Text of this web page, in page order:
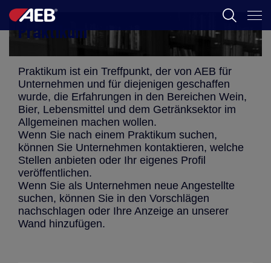
ÖNOLOGIE
BIER
FOOD
SPIRITS
AEB ACADEMY
Praktikum
Praktikum ist ein Treffpunkt, der von AEB für
Unternehmen und für diejenigen geschaffen
wurde, die Erfahrungen in den Bereichen Wein,
Bier, Lebensmittel und dem Getränksektor im
Allgemeinen machen wollen.
Wenn Sie nach einem Praktikum suchen,
können Sie Unternehmen kontaktieren, welche
Stellen anbieten oder Ihr eigenes Profil
veröffentlichen.
Wenn Sie als Unternehmen neue Angestellte
suchen, können Sie in den Vorschlägen
nachschlagen oder Ihre Anzeige an unserer
Wand hinzufügen.